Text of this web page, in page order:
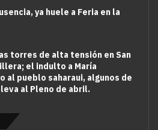
ya huele a Feria en la
torres de alta tensión en San
el indulto a María
al pueblo saharaui, algunos de
al Pleno de abril.